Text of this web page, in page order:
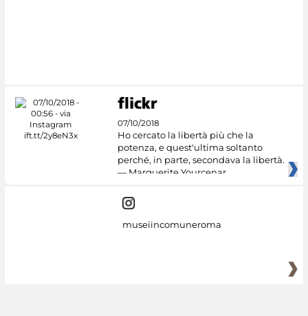
07/10/2018
Ho cercato la libertà più che la
potenza, e quest'ultima soltanto
perché, in parte, secondava la libertà.
— Marguerite Yourcenar
museiincomuneroma